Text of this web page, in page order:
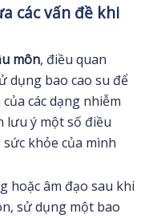
các vấn đề khi
môn, điều quan
dụng bao cao su để
các dạng nhiễm
lưu ý một số điều
khỏe của mình
hoặc âm đạo sau khi
sử dụng một bao